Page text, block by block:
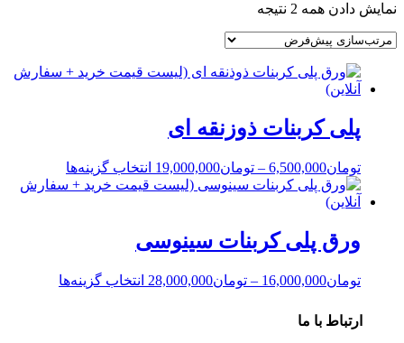
نمایش دادن همه 2 نتیجه
پلی کربنات ذوزنقه ای
تومان6,500,000
– تومان19,000,000 انتخاب گزینه‌ها
ورق پلی کربنات سینوسی
تومان16,000,000
– تومان28,000,000 انتخاب گزینه‌ها
ارتباط با ما